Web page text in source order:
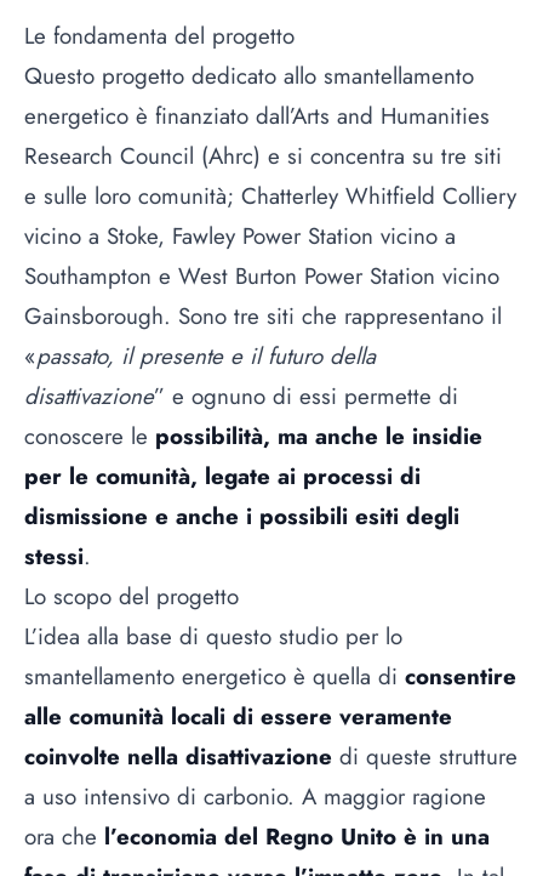
Le fondamenta del progetto
Questo progetto dedicato allo smantellamento
energetico è finanziato dall’Arts and Humanities
Research Council (Ahrc) e si concentra su tre siti
e sulle loro comunità; Chatterley Whitfield Colliery
vicino a Stoke, Fawley Power Station vicino a
Southampton e West Burton Power Station vicino
Gainsborough. Sono tre siti che rappresentano il
«passato, il presente e il futuro della
disattivazione” e ognuno di essi permette di
conoscere le possibilità, ma anche le insidie
per le comunità, legate ai processi di
dismissione e anche i possibili esiti degli
stessi.
Lo scopo del progetto
L’idea alla base di questo studio per lo
smantellamento energetico è quella di consentire
alle comunità locali di essere veramente
coinvolte nella disattivazione di queste strutture
a uso intensivo di carbonio. A maggior ragione
ora che l’economia del Regno Unito è in una